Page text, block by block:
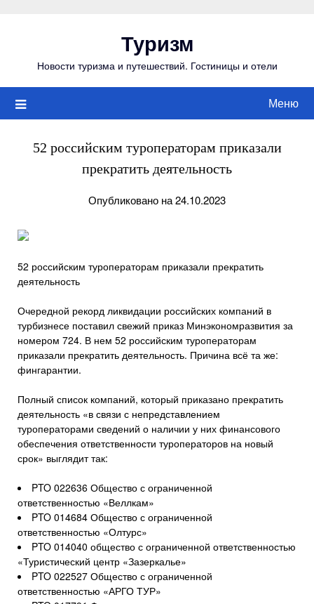
Туризм
Новости туризма и путешествий. Гостиницы и отели
Меню
52 российским туроператорам приказали
прекратить деятельность
Опубликовано на 24.10.2023
52 российским туроператорам приказали прекратить
деятельность
Очередной рекорд ликвидации российских компаний в
турбизнесе поставил свежий приказ Минэкономразвития за
номером 724. В нем 52 российским туроператорам
приказали прекратить деятельность. Причина всё та же:
фингарантии.
Полный список компаний, который приказано прекратить
деятельность «в связи с непредставлением
туроператорами сведений о наличии у них финансового
обеспечения ответственности туроператоров на новый
срок» выглядит так:
PTO 022636 Общество с ограниченной
ответственностью «Веллкам»
PTO 014684 Общество с ограниченной
ответственностью «Олтурс»
PTO 014040 общество с ограниченной ответственностью
«Туристический центр «Зазеркалье»
PTO 022527 Общество с ограниченной
ответственностью «АРГО ТУР»